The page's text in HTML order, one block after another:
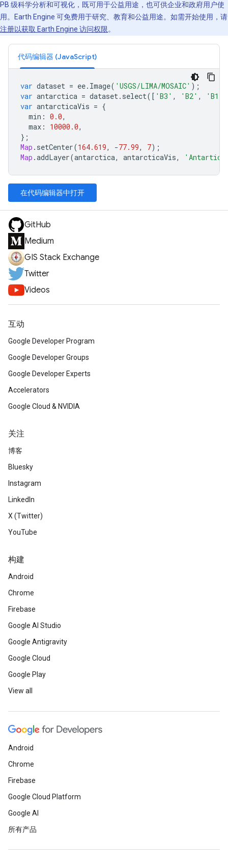
PB 级科学分析和可视化，既可用于公益用途，也可供企业和政府用户使
用。Earth Engine 可免费用于研究、教育和公益用途。如需开始使用，请
注册以获取 Earth Engine 访问权限。
代码编辑器 (JavaScript)
var dataset = ee. Image( 'USGS/LIMA/MOSAIC' );
var antarctica = dataset. select([ 'B3' , 'B2' , 'B1'
var antarcticaVis = {
min : 0.0,
max : 10000.0,
};
Map . setCenter(164.619, -77.99, 7);
Map .addLayer(antarctica, antarcticaVis, 'Antartica
在代码编辑器中打开
GitHub
Medium
GIS Stack Exchange
Twitter
Videos
互动
Google Developer Program
Google Developer Groups
Google Developer Experts
Accelerators
Google Cloud & NVIDIA
关注
博客
Bluesky
Instagram
LinkedIn
X (Twitter)
YouTube
构建
Android
Chrome
Firebase
Google AI Studio
Google Antigravity
Google Cloud
Google Play
View all
Android
Chrome
Firebase
Google Cloud Platform
Google AI
所有产品